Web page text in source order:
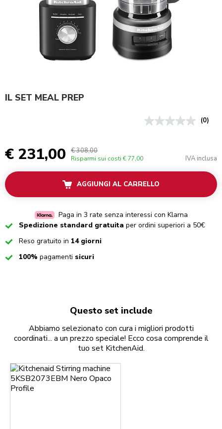
IL SET MEAL PREP
(0)
€ 231,00 € 308,00
Risparmi sui costi € 77,00 IVA inclusa
AGGIUNGI AL CARRELLO
Paga in 3 rate senza interessi con Klarna
CheckedSpedizione standard gratuita per ordini superiori a 50€
CheckedReso gratuito in 14 giorni
Checked
100% pagamenti sicuri
Questo set include
Abbiamo selezionato con cura i migliori prodotti
coordinati... a un prezzo speciale! Ecco cosa comprende il
tuo set KitchenAid.